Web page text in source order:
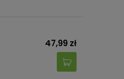
47,99 zł